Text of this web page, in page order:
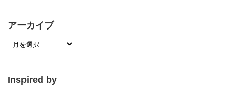
アーカイブ
Inspired by